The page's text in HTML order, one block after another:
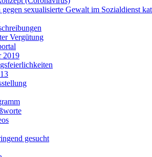
gegen sexualisierte Gewalt im Sozialdienst
Vergütung
2019
gesucht